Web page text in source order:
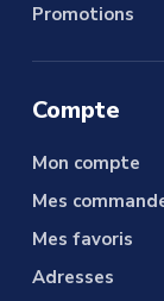
Promotions
Compte
Mon compte
Mes
Mes favoris
Adresses